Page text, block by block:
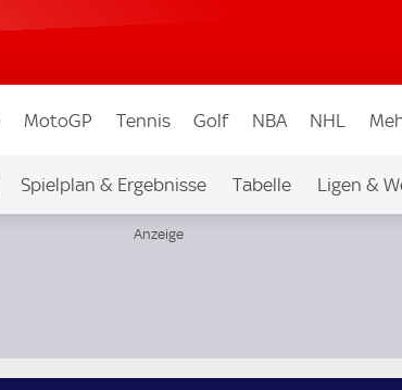
MotoGP Tennis Golf NBA NHL
Spielplan & Ergebnisse Tabelle Ligen &